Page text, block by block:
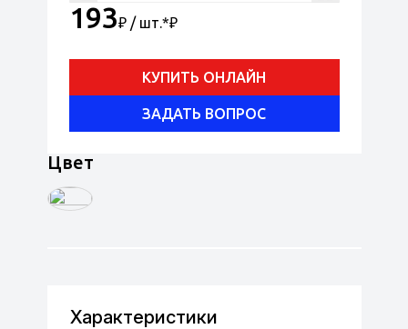
193₽ / шт.*₽
КУПИТЬ ОНЛАЙН
ЗАДАТЬ ВОПРОС
Цвет
Характеристики